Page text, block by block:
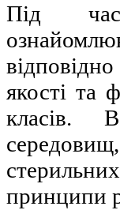
Під час
якості та
класів.
принципи